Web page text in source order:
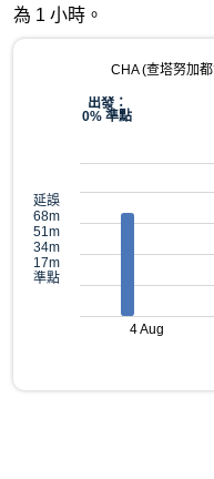
為 1 小時。
CHA (查塔努加
出發：
0% 準點
延誤
68m
51m
34m
17m
準點
4 Aug